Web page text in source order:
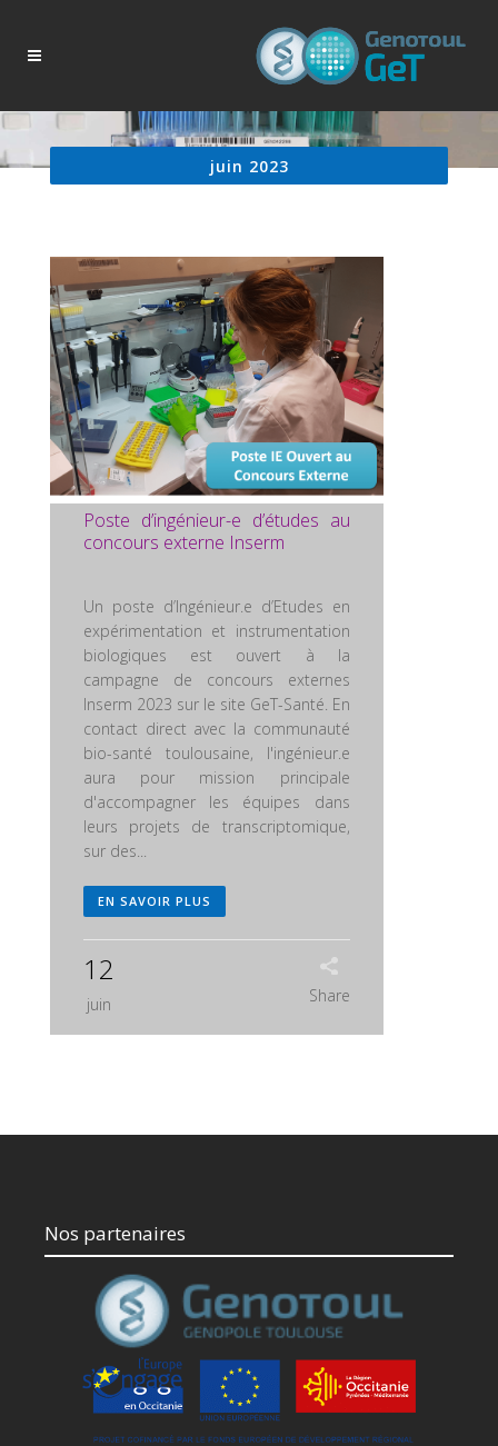
juin 2023
Poste d’ingénieur-e d’études au
concours externe Inserm
Un poste d’Ingénieur.e d’Etudes en
expérimentation et instrumentation
biologiques est ouvert à la
campagne de concours externes
Inserm 2023 sur le site GeT-Santé. En
contact direct avec la communauté
bio-santé toulousaine, l'ingénieur.e
aura pour mission principale
d'accompagner les équipes dans
leurs projets de transcriptomique,
sur des...
EN SAVOIR PLUS
12
juin Share
Nos partenaires